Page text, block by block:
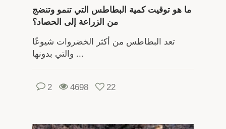
ما هو توقيت كمية البطاطس التي تنمو وتنضج
من الزراعة إلى الحصاد؟
تعد البطاطس من أكثر الخضروات شيوعًا
والتي بدونها ...
2 4698 22